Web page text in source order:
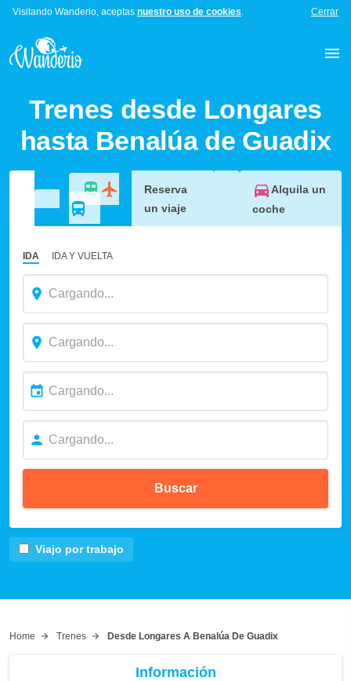
Visitando Wanderio, aceptas nuestro uso de cookies. Cerrar
Trenes desde Longares
hasta Benalúa de Guadix
Reserva
un viaje
Alquila un
coche
IDA IDA Y VUELTA
Buscar
Viajo por trabajo
Home Trenes Desde Longares A Benalúa De Guadix
Información